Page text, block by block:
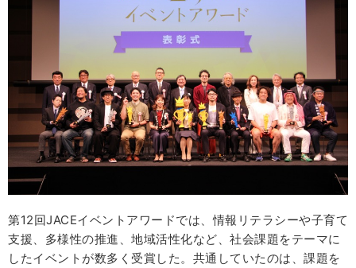
第12回JACEイベントアワードでは、情報リテラシーや子育て
支援、多様性の推進、地域活性化など、社会課題をテーマに
したイベントが数多く受賞した。共通していたのは、課題を